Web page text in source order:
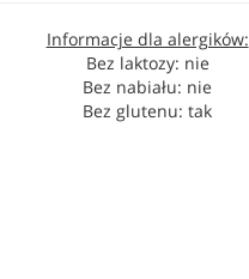
Informacje dla alergików:
Bez laktozy: nie
Bez nabiału: nie
Bez glutenu: tak